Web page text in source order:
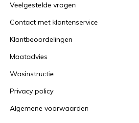
Veelgestelde vragen
Contact met klantenservice
Klantbeoordelingen
Maatadvies
Wasinstructie
Privacy policy
Algemene voorwaarden